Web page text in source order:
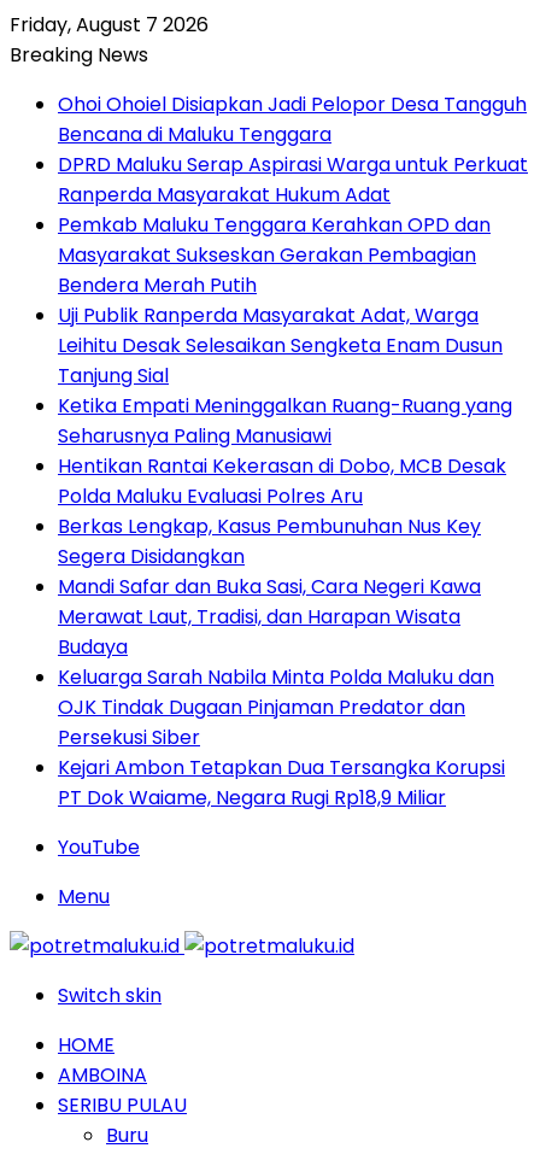
Friday, August 7 2026
Breaking News
Ohoi Ohoiel Disiapkan Jadi Pelopor Desa Tangguh
Bencana di Maluku Tenggara
DPRD Maluku Serap Aspirasi Warga untuk Perkuat
Ranperda Masyarakat Hukum Adat
Pemkab Maluku Tenggara Kerahkan OPD dan
Masyarakat Sukseskan Gerakan Pembagian
Bendera Merah Putih
Uji Publik Ranperda Masyarakat Adat, Warga
Leihitu Desak Selesaikan Sengketa Enam Dusun
Tanjung Sial
Ketika Empati Meninggalkan Ruang-Ruang yang
Seharusnya Paling Manusiawi
Hentikan Rantai Kekerasan di Dobo, MCB Desak
Polda Maluku Evaluasi Polres Aru
Berkas Lengkap, Kasus Pembunuhan Nus Key
Segera Disidangkan
Mandi Safar dan Buka Sasi, Cara Negeri Kawa
Merawat Laut, Tradisi, dan Harapan Wisata
Budaya
Keluarga Sarah Nabila Minta Polda Maluku dan
OJK Tindak Dugaan Pinjaman Predator dan
Persekusi Siber
Kejari Ambon Tetapkan Dua Tersangka Korupsi
PT Dok Waiame, Negara Rugi Rp18,9 Miliar
YouTube
Menu
Switch skin
HOME
AMBOINA
SERIBU PULAU
Buru